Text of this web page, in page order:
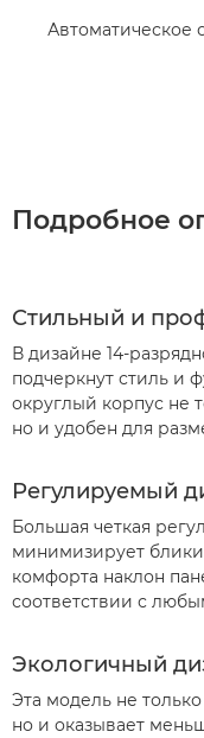
Автоматическое
Подробное
Стильный и
В дизайне 14-
подчеркнут стиль и
округлый корпус не
но и удобен для
Регулируемый
Большая четкая
минимизирует
комфорта наклон
соответствии с
Экологичный
Эта модель не
но и оказывает